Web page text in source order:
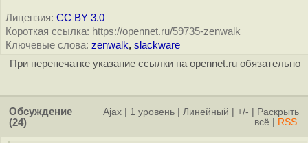
Лицензия: CC BY 3.0
Короткая ссылка: https://opennet.ru/59735-zenwalk
Ключевые слова: zenwalk, slackware
При перепечатке указание ссылки на opennet.ru обязательно
Обсуждение
(24)
Ajax 1 уровень Линейный +/-
Раскрыть
всё
RSS